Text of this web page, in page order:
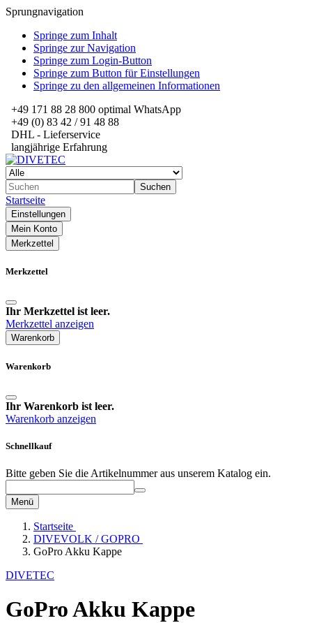
Sprungnavigation
Springe zum Inhalt
Springe zur Navigation
Springe zum Login-Button
Springe zum Button für Einstellungen
Springe zu den allgemeinen Informationen
+49 171 88 28 800 optimal WhatsApp
+49 (0) 83 42 / 91 48 88
DHL - Lieferservice
langjährige Erfahrung
Suchen
Startseite
Einstellungen
Mein Konto
Merkzettel
Merkzettel
Ihr Merkzettel ist leer.
Merkzettel anzeigen
Warenkorb
Warenkorb
Ihr Warenkorb ist leer.
Warenkorb anzeigen
Schnellkauf
Bitte geben Sie die Artikelnummer aus unserem Katalog ein.
Menü
Startseite
DIVEVOLK / GOPRO
GoPro Akku Kappe
DIVETEC
GoPro Akku Kappe